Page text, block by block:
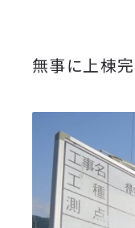
無事に上棟完